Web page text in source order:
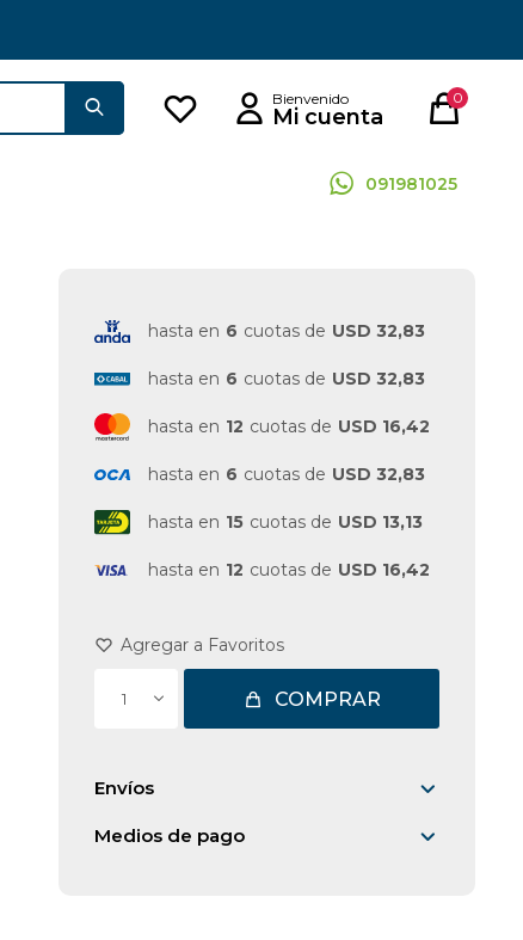
091981025
0
hasta en 6 cuotas de USD 32,83
hasta en 6 cuotas de USD 32,83
hasta en 12 cuotas de USD 16,42
hasta en 6 cuotas de USD 32,83
hasta en 15 cuotas de USD 13,13
hasta en 12 cuotas de USD 16,42
1 COMPRAR
Envíos
Medios de pago